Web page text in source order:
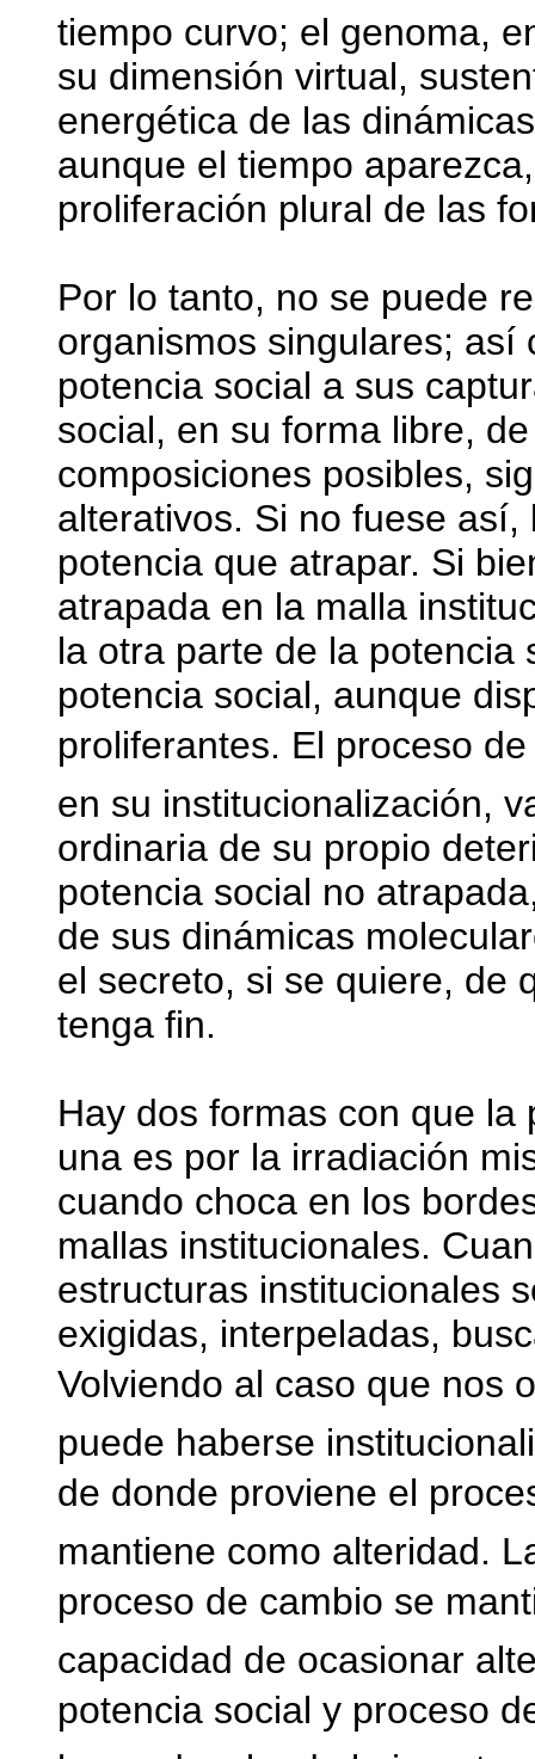
tiempo curvo; el genoma,
su dimensión virtual,
energética de las
aunque el tiempo
proliferación plural de las
Por lo tanto, no se puede
organismos singulares; así
potencia social a sus
social, en su forma libre,
composiciones posibles,
alterativos. Si no fuese
potencia que atrapar. Si
atrapada en la malla
la otra parte de la potencia
potencia social, aunque
proliferantes. El proceso de
en su institucionalización,
ordinaria de su propio
potencia social no
de sus dinámicas
el secreto, si se quiere, de
tenga fin.
Hay dos formas con que
una es por la irradiación
cuando choca en los
mallas institucionales.
estructuras institucionales
exigidas, interpeladas,
Volviendo al caso que nos
puede haberse
de donde proviene el
mantiene como alteridad.
proceso de cambio se
capacidad de ocasionar
potencia social y proceso